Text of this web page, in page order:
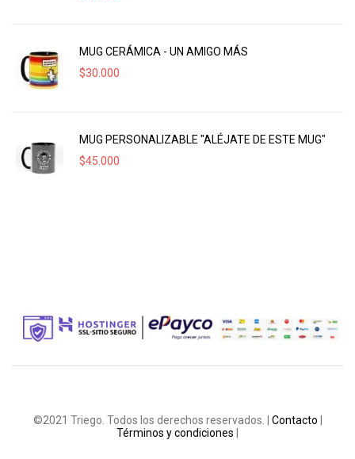
MUG CERÁMICA - UN AMIGO MÁS
$30.000
MUG PERSONALIZABLE "ALÉJATE DE ESTE MUG"
$45.000
©2021 Triego. Todos los derechos reservados. | Contacto
Términos y condiciones